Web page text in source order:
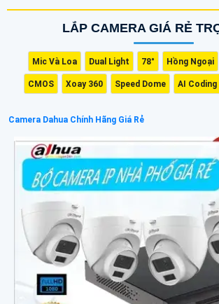
trong việc bảo vệ an ninh.LẮP CAMERA GIÁ RẺ
Mic Và Loa Dual Light 78° Hồng Ngoại
CMOS Xoay 360 Speed Dome AI Coding
Camera Dahua Chính Hãng Giá Rẻ